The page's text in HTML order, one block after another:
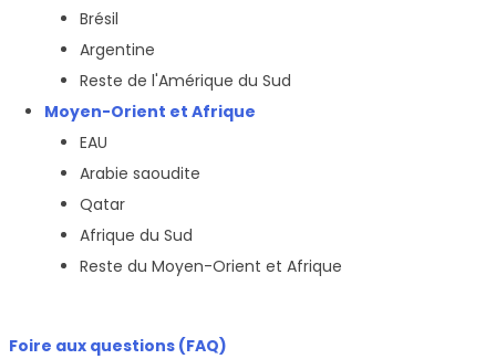
Brésil
Argentine
Reste de l'Amérique du Sud
Moyen-Orient et Afrique
EAU
Arabie saoudite
Qatar
Afrique du Sud
Reste du Moyen-Orient et Afrique
Foire aux questions (FAQ)